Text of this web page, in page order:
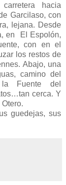
hacia
Garcilaso, con
lejana. Desde
en El Espolón,
con en el
los restos de
Abajo, una
camino del
la Fuente del
cerca. Y
guedejas, sus